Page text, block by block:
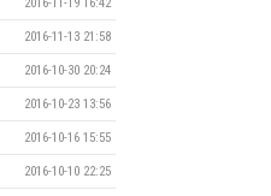
2016-11-19 16:42
2016-11-13 21:58
2016-10-30 20:24
2016-10-23 13:56
2016-10-16 15:55
2016-10-10 22:25